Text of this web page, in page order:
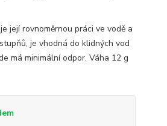
její rovnoměrnou práci ve vodě a
je vhodná do klidných vod
má minimální odpor. Váha 12 g